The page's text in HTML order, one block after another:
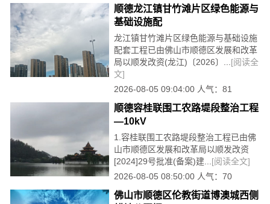
顺德龙江镇甘竹滩片区绿色能源与
基础设施配
龙江镇甘竹滩片区绿色能源与基础设施
配套工程已由佛山市顺德区发展和改革
局以顺发改资(龙江)〔2026〕... [阅读全
文]
2026-08-05 09:04:00 人气：81
顺德容桂联围工农路堤段整治工程
—10kV
1.容桂联围工农路堤段整治工程已由佛
山市顺德区发展和改革局以顺发改资
[2024]29号批准(备案)建... [阅读全文]
2026-08-05 08:50:00 人气：70
佛山市顺德区伦教街道博澳城西侧